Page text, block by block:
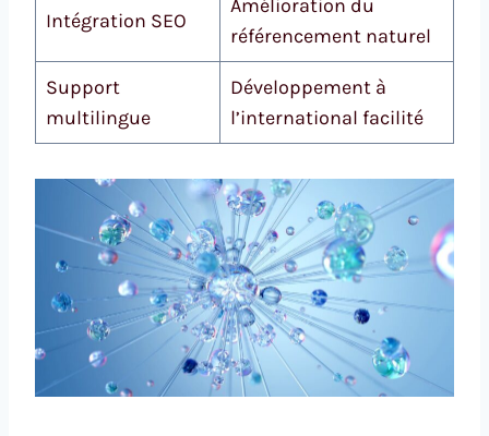
Intégration SEO
Amélioration du
référencement naturel
Support
multilingue
Développement à
l’international facilité